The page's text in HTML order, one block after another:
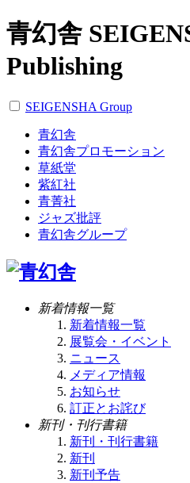
青幻舎
Publishing
SEIGENSHA Group
青幻舎
青幻舎プロモーション
草紙堂
紫紅社
青菁社
ジャズ批評
青幻舎グループ
新着情報一覧
新着情報一覧
展覧会・イベント
ニュース
メディア情報
お知らせ
訂正とお詫び
新刊・刊行書籍
新刊・刊行書籍
新刊
新刊予告